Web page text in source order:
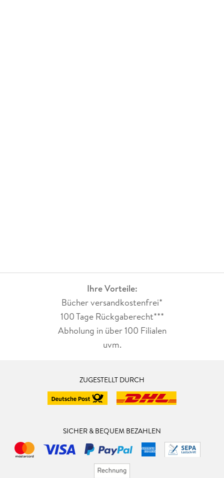
Ihre Vorteile:
Bücher versandkostenfrei*
100 Tage Rückgaberecht***
Abholung in über 100 Filialen
uvm.
ZUGESTELLT DURCH
SICHER & BEQUEM BEZAHLEN